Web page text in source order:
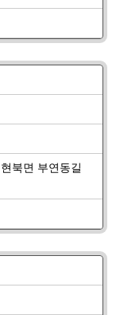
북면 부연동길